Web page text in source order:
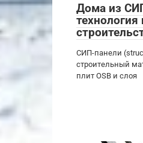
Дома из
СИП-панели
строительный
плит OSB и слоя